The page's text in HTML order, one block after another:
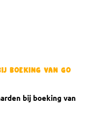
boeking van Go
bij boeking van